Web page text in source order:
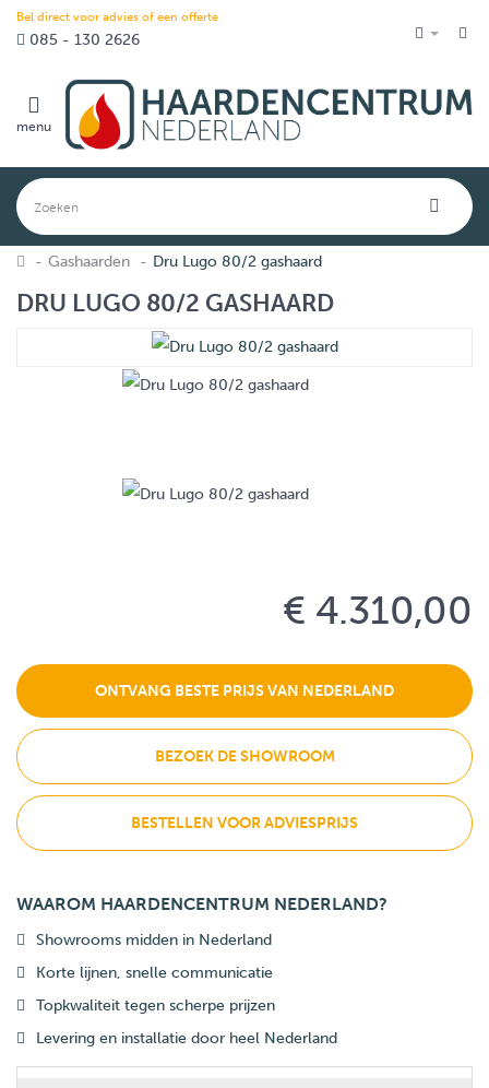
Bel direct voor advies of een offerte
085 - 130 2626
menu
Gashaarden Dru Lugo 80/2 gashaard
DRU LUGO 80/2 GASHAARD
€ 4.310,00
ONTVANG BESTE PRIJS VAN NEDERLAND
BEZOEK DE SHOWROOM
BESTELLEN VOOR ADVIESPRIJS
WAAROM HAARDENCENTRUM NEDERLAND?
Showrooms midden in Nederland
Korte lijnen, snelle communicatie
Topkwaliteit tegen scherpe prijzen
Levering en installatie door heel Nederland